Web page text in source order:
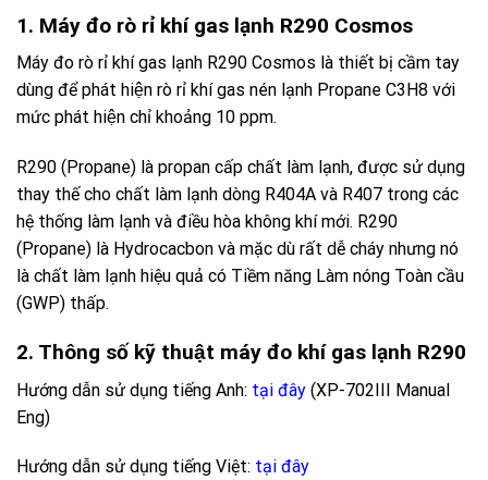
1. Máy đo rò rỉ khí gas lạnh R290 Cosmos
Máy đo rò rỉ khí gas lạnh R290 Cosmos là thiết bị cầm tay
dùng để phát hiện rò rỉ khí gas nén lạnh Propane C3H8 với
mức phát hiện chỉ khoảng 10 ppm.
R290 (Propane) là propan cấp chất làm lạnh, được sử dụng
thay thế cho chất làm lạnh dòng R404A và R407 trong các
hệ thống làm lạnh và điều hòa không khí mới. R290
(Propane) là Hydrocacbon và mặc dù rất dễ cháy nhưng nó
là chất làm lạnh hiệu quả có Tiềm năng Làm nóng Toàn cầu
(GWP) thấp.
2. Thông số kỹ thuật máy đo khí gas lạnh R290
Hướng dẫn sử dụng tiếng Anh: tại đây (XP-702III Manual
Eng)
Hướng dẫn sử dụng tiếng Việt: tại đây